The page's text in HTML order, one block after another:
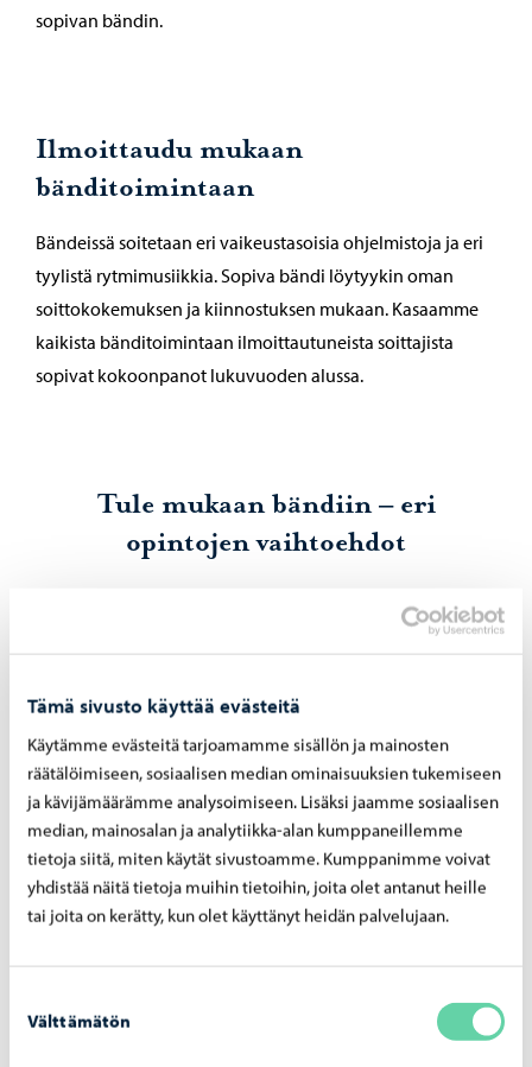
Tämä sivusto käyttää evästeitä
Käytämme evästeitä tarjoamamme sisällön ja mainosten
räätälöimiseen, sosiaalisen median ominaisuuksien tukemiseen
ja kävijämäärämme analysoimiseen. Lisäksi jaamme sosiaalisen
median, mainosalan ja analytiikka-alan kumppaneillemme
tietoja siitä, miten käytät sivustoamme. Kumppanimme voivat
yhdistää näitä tietoja muihin tietoihin, joita olet antanut heille
tai joita on kerätty, kun olet käyttänyt heidän palvelujaan.
valinta
Välttämätön
sopivan bändin.
Ilmoittaudu mukaan
bänditoimintaan
Bändeissä soitetaan eri vaikeustasoisia ohjelmistoja ja eri
tyylistä rytmimusiikkia. Sopiva bändi löytyykin oman
soittokokemuksen ja kiinnostuksen mukaan. Kasaamme
kaikista bänditoimintaan ilmoittautuneista soittajista
sopivat kokoonpanot lukuvuoden alussa.
Tule mukaan bändiin – eri
opintojen vaihtoehdot
Bändikaruselli